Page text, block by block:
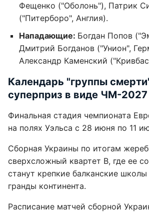
Фещенко ("Оболонь"), Патрик
("Питерборо", Англия).
Нападающие: Богдан Попов
Дмитрий Богданов ("Унион",
Александр Каменский
Календарь "группы
суперприз в виде ЧМ-2027
Финальная стадия чемпионата
на полях Уэльса с 28 июня по 11
Сборная Украины по итогам
сверхсложный квартет В, где ее
станут крепкие балканские
гранды континента.
Расписание матчей сборной